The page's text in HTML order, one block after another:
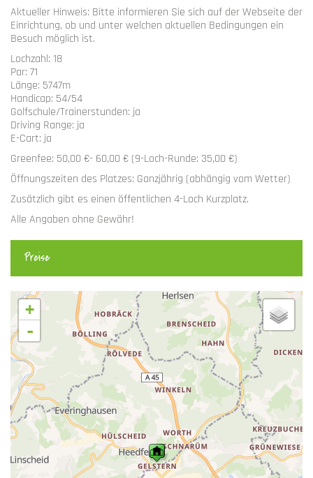
Aktueller Hinweis: Bitte informieren Sie sich auf der Webseite der
Einrichtung, ob und unter welchen aktuellen Bedingungen ein
Besuch möglich ist.
Lochzahl: 18
Par: 71
Länge: 5747m
Handicap: 54/54
Golfschule/Trainerstunden: ja
Driving Range: ja
E-Cart: ja
Greenfee: 50,00 €- 60,00 € (9-Loch-Runde: 35,00 €)
Öffnungszeiten des Platzes: Ganzjährig (abhängig vom Wetter)
Zusätzlich gibt es einen öffentlichen 4-Loch Kurzplatz.
Alle Angaben ohne Gewähr!
Preise
+
-